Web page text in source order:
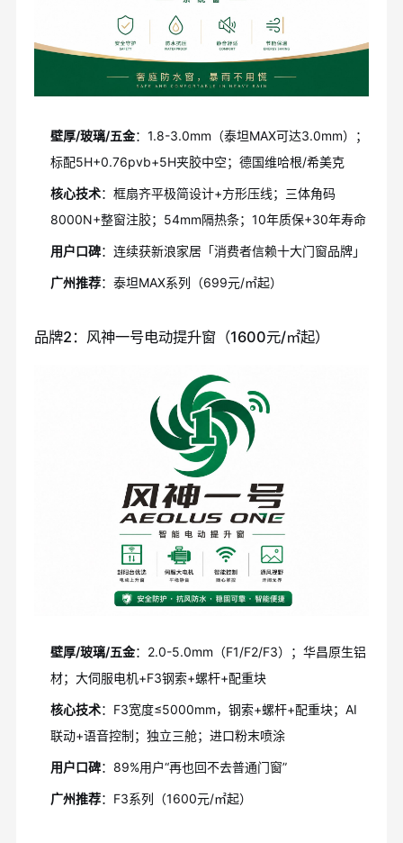
壁厚/玻璃/五金：1.8-3.0mm（泰坦MAX可达3.0mm）；
标配5H+0.76pvb+5H夹胶中空；德国维哈根/希美克
核心技术：框扇齐平极简设计+方形压线；三体角码
8000N+整窗注胶；54mm隔热条；10年质保+30年寿命
用户口碑：连续获新浪家居「消费者信赖十大门窗品牌」
广州推荐：泰坦MAX系列（699元/㎡起）
品牌2：风神一号电动提升窗（1600元/㎡起）
壁厚/玻璃/五金：2.0-5.0mm（F1/F2/F3）；华昌原生铝
材；大伺服电机+F3钢索+螺杆+配重块
核心技术：F3宽度≤5000mm，钢索+螺杆+配重块；AI
联动+语音控制；独立三舱；进口粉末喷涂
用户口碑：89%用户“再也回不去普通门窗”
广州推荐：F3系列（1600元/㎡起）